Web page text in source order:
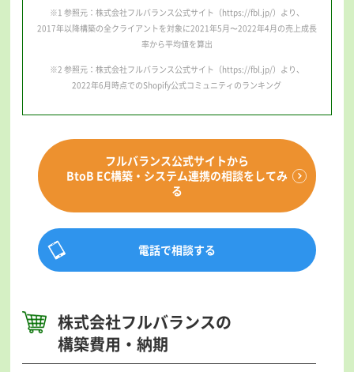
※1 参照元：株式会社フルバランス公式サイト（https://fbl.jp/）より、
2017年以降構築の全クライアントを対象に2021年5月〜2022年4月の売上成長
率から平均値を算出
※2 参照元：株式会社フルバランス公式サイト（https://fbl.jp/）より、
2022年6月時点でのShopify公式コミュニティのランキング
フルバランス公式サイトから
BtoB EC構築・システム連携の相談をしてみ
る
電話で相談する
株式会社フルバランスの
構築費用・納期